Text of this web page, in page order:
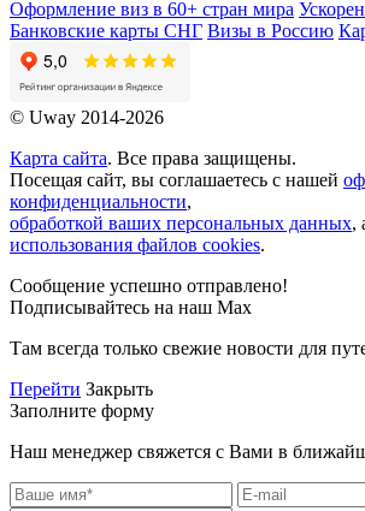
Оформление виз в 60+ стран мира
Банковские карты СНГ Визы в Россию
© Uway 2014-2026
Карта сайта. Все права защищены.
Посещая сайт, вы соглашаетесь с нашей
конфиденциальности,
обработкой ваших персональных данных,
использования файлов cookies.
Сообщение успешно отправлено!
Подписывайтесь на наш Max
Там всегда только свежие новости для
Перейти Закрыть
Заполните форму
Наш менеджер свяжется с Вами в